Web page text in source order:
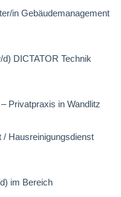
in Gebäudemanagement
DICTATOR Technik
Privatpraxis in Wandlitz
Hausreinigungsdienst
im Bereich